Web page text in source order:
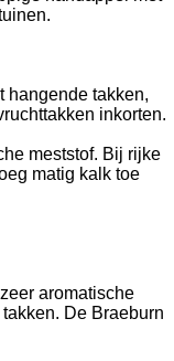
hangende takken,
inkorten.
meststof. Bij rijke
matig kalk toe
aromatische
De Braeburn